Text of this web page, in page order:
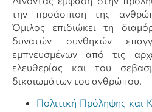
την προάσπιση της
Όμιλος επιδιώκει τη
δυνατών συνθηκών
εμπνευσμένων από τις
ελευθερίας και του
δικαιωμάτων του ανθρώπου.
Πολιτική Πρόληψης και